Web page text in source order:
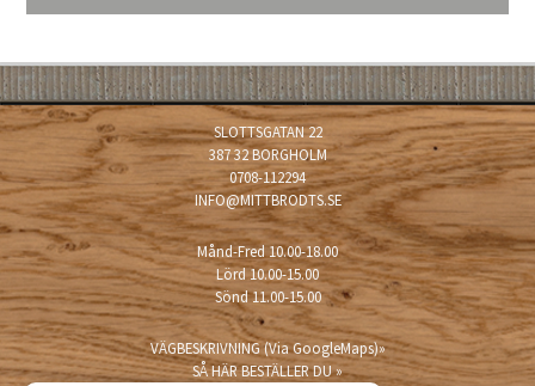
SLOTTSGATAN 22
387 32 BORGHOLM
0708-112294
INFO@MITTBRODTS.SE
Månd-Fred 10.00-18.00
Lörd 10.00-15.00
Sönd 11.00-15.00
VÄGBESKRIVNING (Via GoogleMaps)»
SÅ HÄR BESTÄLLER DU »